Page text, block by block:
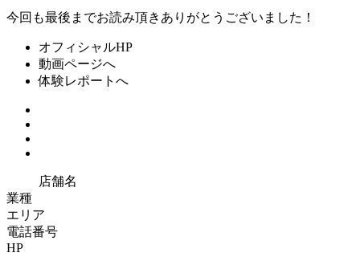
今回も最後までお読み頂きありがとうございました！
オフィシャルHP
動画ページへ
体験レポートへ
店舗名
業種
エリア
電話番号
HP